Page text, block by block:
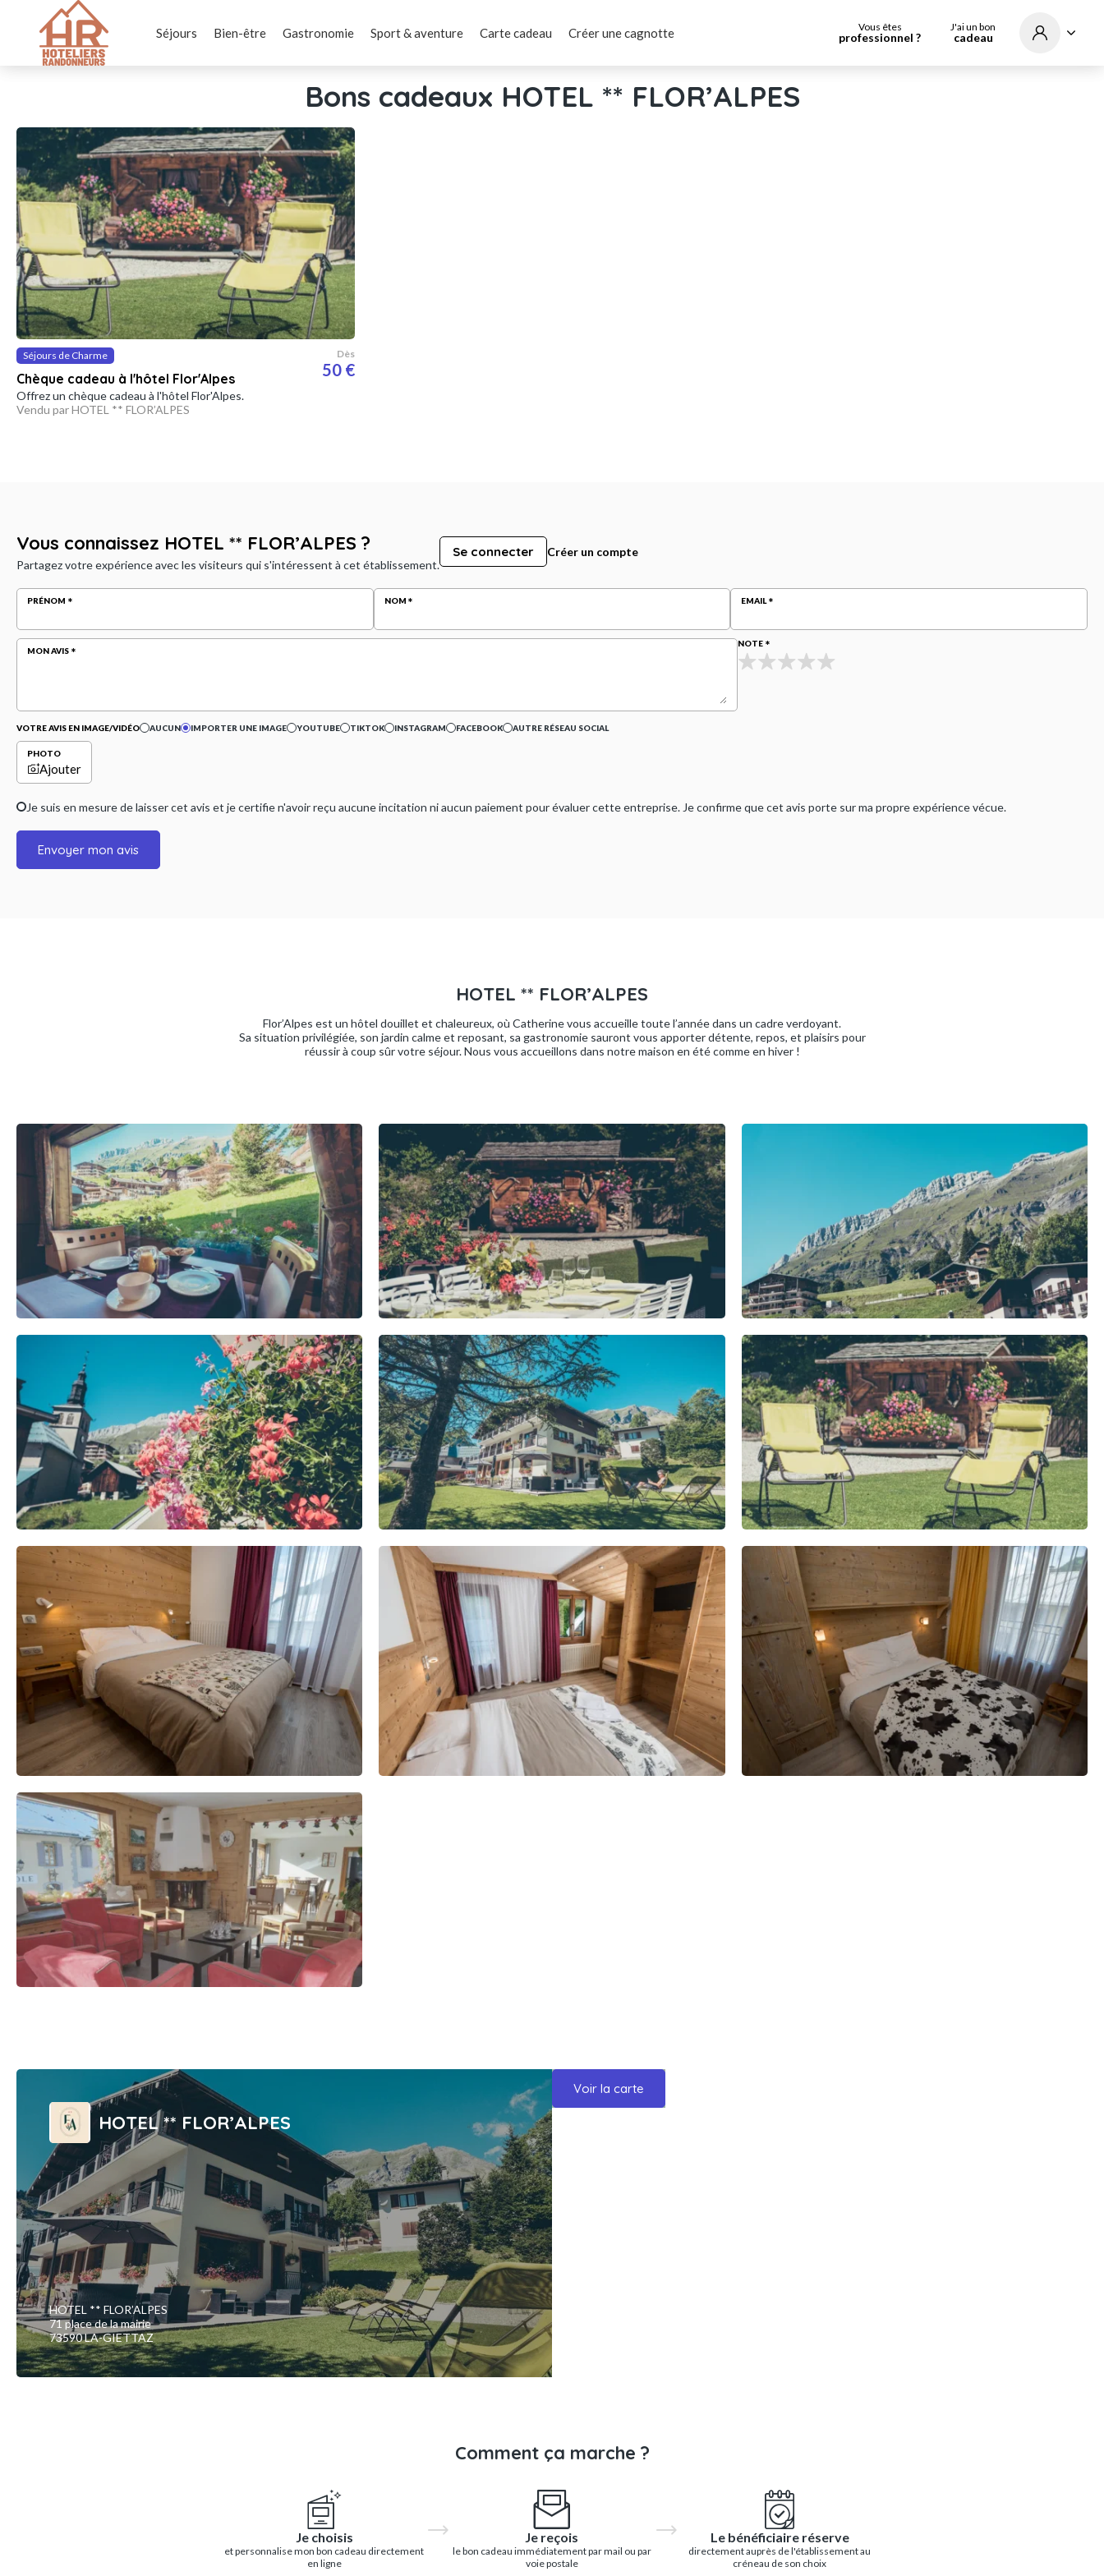
Séjours Bien-être Gastronomie Sport & aventure Carte cadeau Créer une cagnotte Vous êtes
professionnel ?
J'ai un bon
cadeau
Bons cadeaux HOTEL ** FLOR’ALPES
Séjours de Charme
Chèque cadeau à l'hôtel Flor'Alpes
Dès
50 €
Offrez un chèque cadeau à l'hôtel Flor'Alpes.
Vendu par HOTEL ** FLOR’ALPES
Vous connaissez HOTEL ** FLOR’ALPES ?
Partagez votre expérience avec les visiteurs qui s'intéressent à cet établissement.
Se connecter Créer un compte
PRÉNOM NOM EMAIL
MON AVIS
NOTE
VOTRE AVIS EN IMAGE/VIDÉO AUCUN IMPORTER UNE IMAGE YOUTUBE TIKTOK INSTAGRAM FACEBOOK AUTRE RÉSEAU SOCIAL
PHOTO
Ajouter
Je suis en mesure de laisser cet avis et je certifie n'avoir reçu aucune incitation ni aucun paiement pour évaluer cette entreprise. Je confirme que cet avis porte sur ma propre expérience vécue.
Envoyer mon avis
HOTEL ** FLOR’ALPES
Flor’Alpes est un hôtel douillet et chaleureux, où Catherine vous accueille toute l’année dans un cadre verdoyant.
Sa situation privilégiée, son jardin calme et reposant, sa gastronomie sauront vous apporter détente, repos, et plaisirs pour
réussir à coup sûr votre séjour. Nous vous accueillons dans notre maison en été comme en hiver !
HOTEL ** FLOR’ALPES
HOTEL ** FLOR’ALPES
71 place de la mairie
73590 LA-GIETTAZ
Voir la carte
Comment ça marche ?
Je choisis
et personnalise mon bon cadeau directement
en ligne
Je reçois
le bon cadeau immédiatement par mail ou par
voie postale
Le bénéficiaire réserve
directement auprès de l'établissement au
créneau de son choix